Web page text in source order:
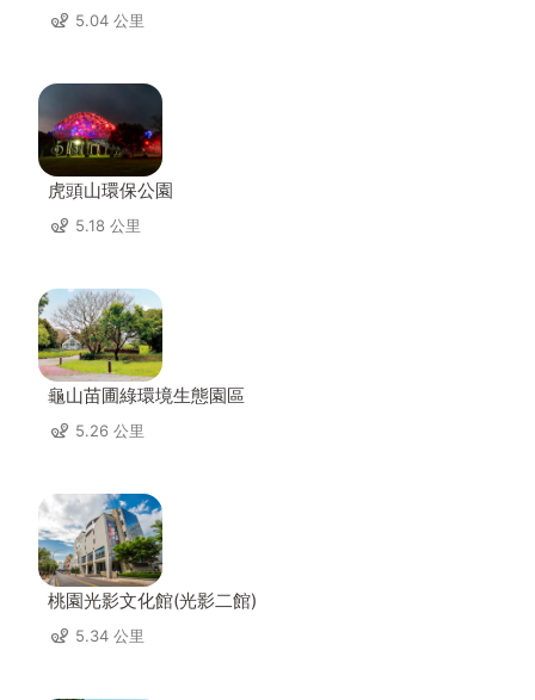
5.04 公里
虎頭山環保公園
5.18 公里
龜山苗圃綠環境生態園區
5.26 公里
桃園光影文化館(光影二館)
5.34 公里